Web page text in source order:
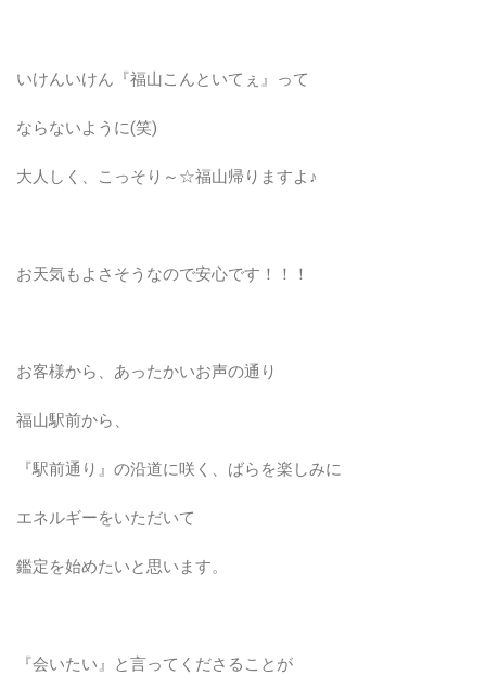
いけんいけん『福山こんといてぇ』って
ならないように(笑)
大人しく、こっそり～☆福山帰りますよ♪
お天気もよさそうなので安心です！！！
お客様から、あったかいお声の通り
福山駅前から、
『駅前通り』の沿道に咲く、ばらを楽しみに
エネルギーをいただいて
鑑定を始めたいと思います。
『会いたい』と言ってくださることが